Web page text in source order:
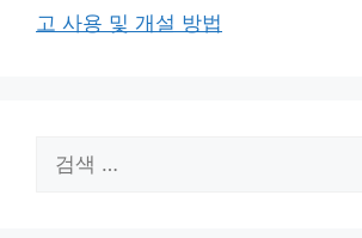
고 사용 및 개설 방법
색: